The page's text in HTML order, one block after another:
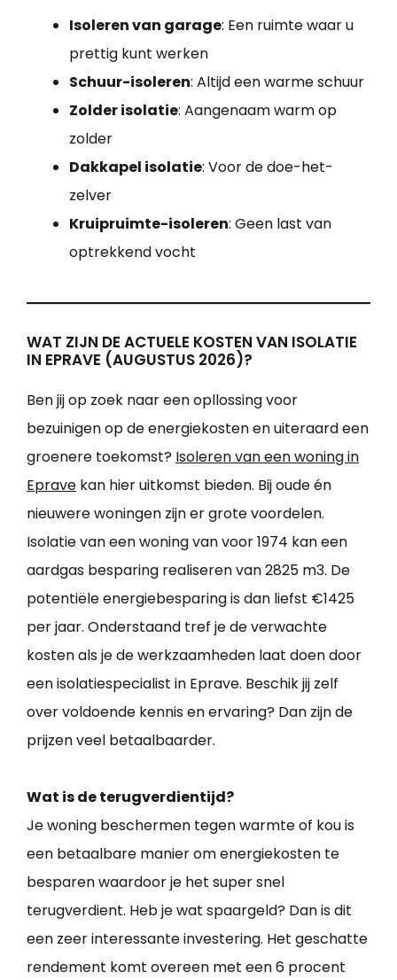
Isoleren van garage: Een ruimte waar u
prettig kunt werken
Schuur-isoleren: Altijd een warme schuur
Zolder isolatie: Aangenaam warm op
zolder
Dakkapel isolatie: Voor de doe-het-
zelver
Kruipruimte-isoleren: Geen last van
optrekkend vocht
WAT ZIJN DE ACTUELE KOSTEN VAN ISOLATIE
IN EPRAVE (AUGUSTUS 2026)?
Ben jij op zoek naar een opllossing voor
bezuinigen op de energiekosten en uiteraard een
groenere toekomst? Isoleren van een woning in
Eprave kan hier uitkomst bieden. Bij oude én
nieuwere woningen zijn er grote voordelen.
Isolatie van een woning van voor 1974 kan een
aardgas besparing realiseren van 2825 m3. De
potentiële energiebesparing is dan liefst €1425
per jaar. Onderstaand tref je de verwachte
kosten als je de werkzaamheden laat doen door
een isolatiespecialist in Eprave. Beschik jij zelf
over voldoende kennis en ervaring? Dan zijn de
prijzen veel betaalbaarder.
Wat is de terugverdientijd?
Je woning beschermen tegen warmte of kou is
een betaalbare manier om energiekosten te
besparen waardoor je het super snel
terugverdient. Heb je wat spaargeld? Dan is dit
een zeer interessante investering. Het geschatte
rendement komt overeen met een 6 procent